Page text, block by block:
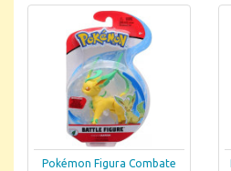
Pokémon Figura Combate